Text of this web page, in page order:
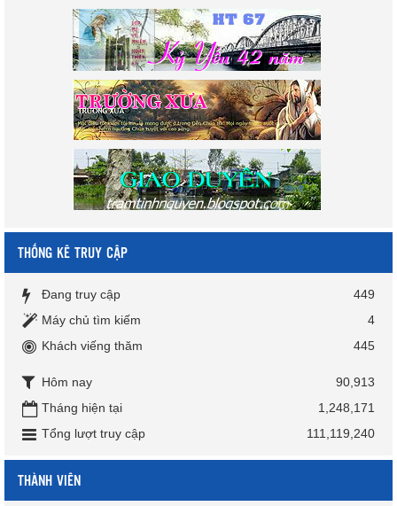
THỐNG KÊ TRUY CẬP
Đang truy cập
449
Máy chủ tìm kiếm
4
Khách viếng thăm
445
Hôm nay
90,913
Tháng hiện tại
1,248,171
Tổng lượt truy cập
111,119,240
THÀNH VIÊN